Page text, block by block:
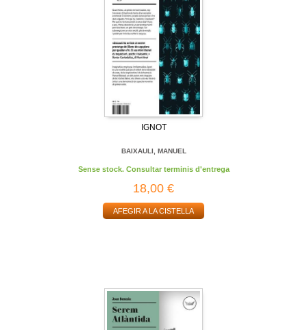
IGNOT
BAIXAULI, MANUEL
Sense stock. Consultar terminis d'entrega
18,00 €
AFEGIR A LA CISTELLA